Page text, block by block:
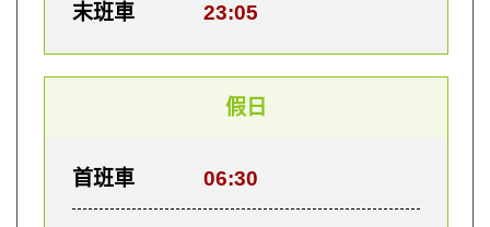
末班車 23:05
假日
首班車 06:30